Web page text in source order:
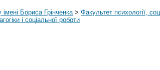
імені Бориса Грінченка > Факультет психології,
і соціальної роботи